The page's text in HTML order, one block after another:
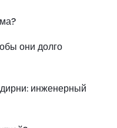
они долго
инженерный